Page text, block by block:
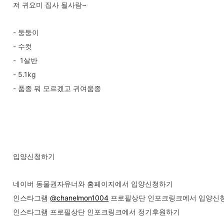
저 귀요미 집사 될사람~
- 둥둥이
- 수컷
- 1살반
- 5.1kg
- 품종 뭐 모르겠고 귀여움종
입양신청하기
네이버 동물권자유너와 홈페이지에서 입양신청하기
인스타그램 @chanelmon1004 프로필상단 인포크링크에서 입양신
인스타그램 프로필상단 인포크링크에서 정기후원하기